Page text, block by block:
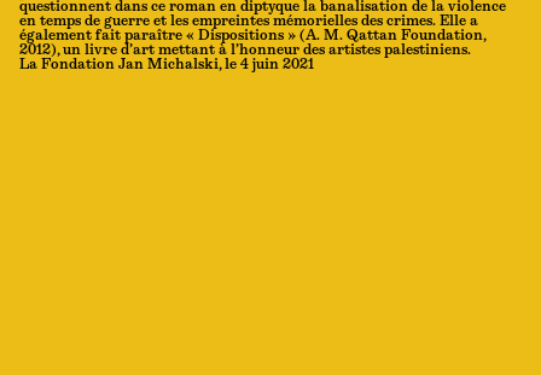
questionnent dans ce roman en diptyque la banalisation de la violence
en temps de guerre et les empreintes mémorielles des crimes. Elle a
également fait paraître « Dispositions » (A. M. Qattan Foundation,
2012), un livre d’art mettant à l’honneur des artistes palestiniens.
La Fondation Jan Michalski, le 4 juin 2021